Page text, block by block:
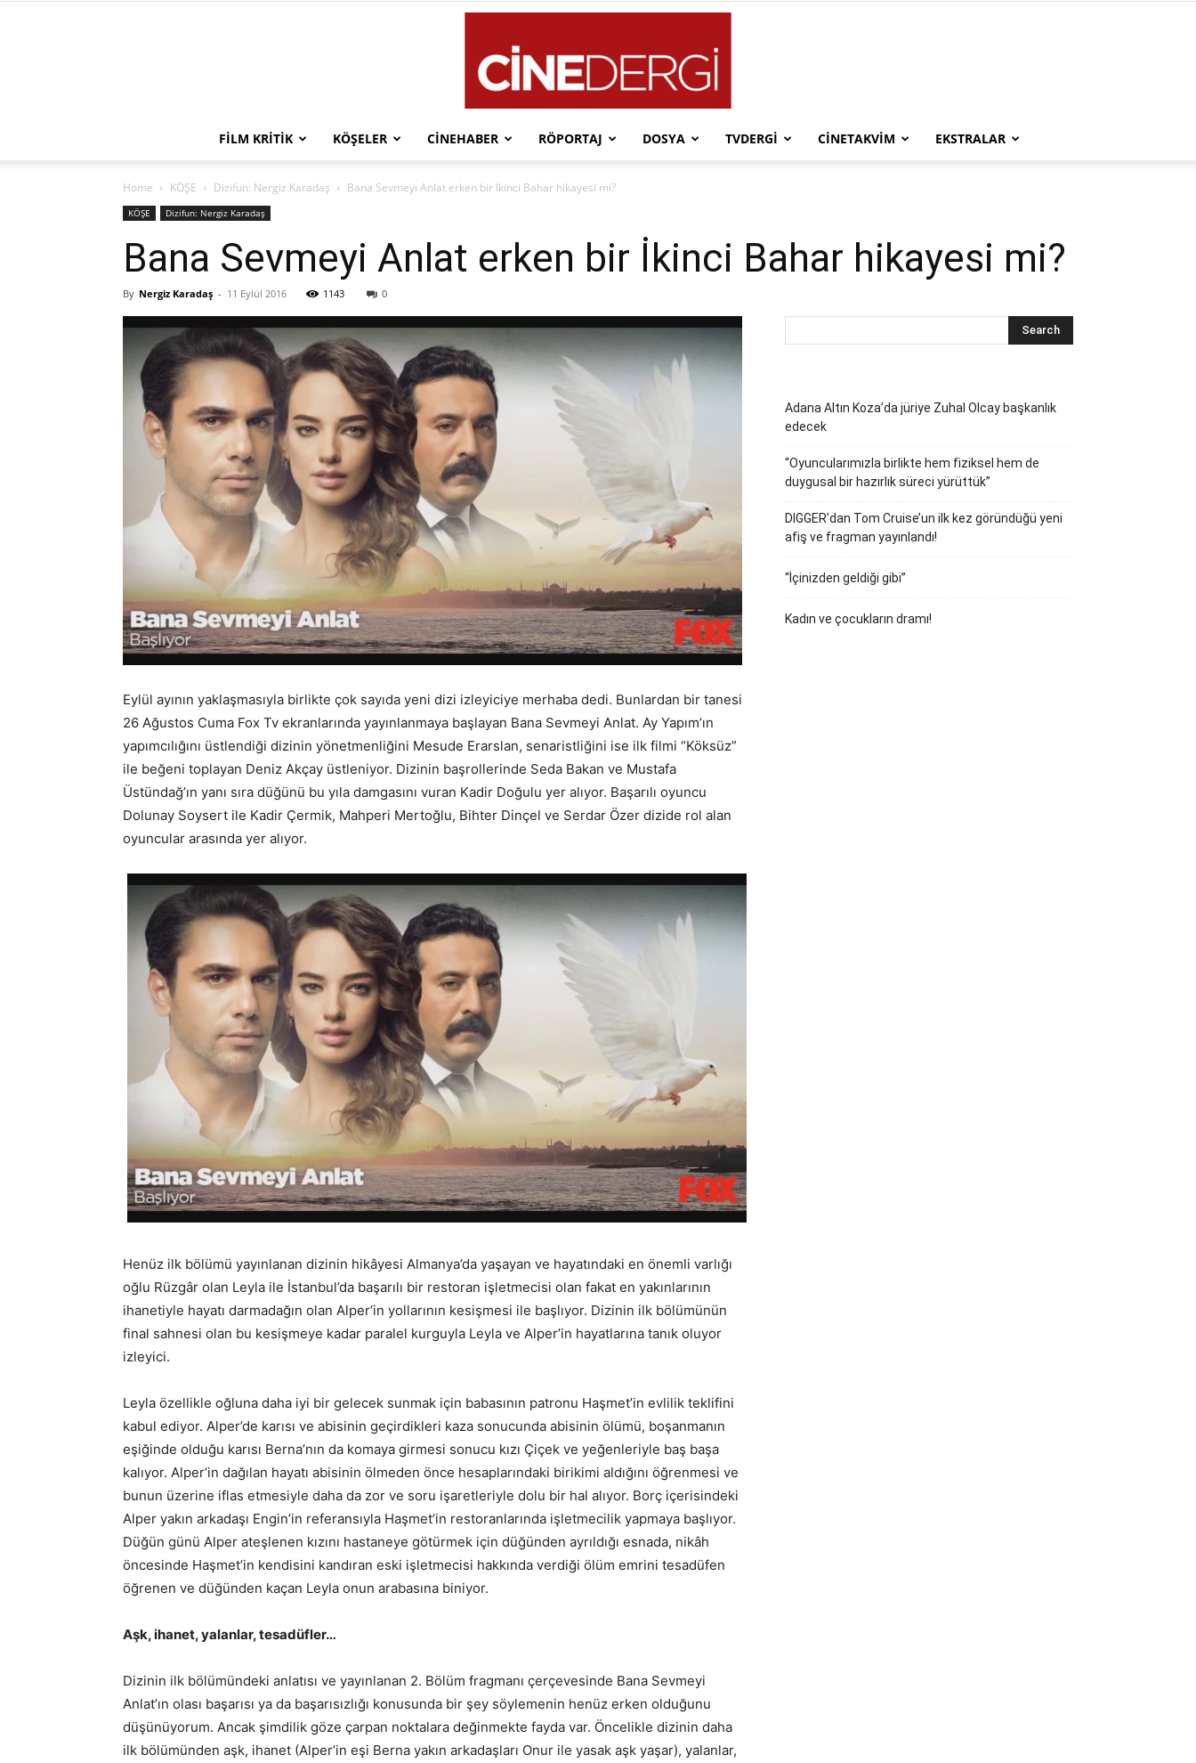
FILM KRITIK KÖŞELER CINEHABER RÖPORTAJ DOSYA TVDERGI CINETAKVIM EKSTRALAR
Home KÖŞE Dizifun: Nergiz Karadaş Bana Sevmeyi Anlat erken bir İkinci Bahar hikayesi mi?
KÖŞE Dizifun: Nergiz Karadaş
Bana Sevmeyi Anlat erken bir İkinci Bahar hikayesi mi?
By Nergiz Karadaş - 11 Eylül 2016 1143 0
Eylül ayının yaklaşmasıyla birlikte çok sayıda yeni dizi izleyiciye merhaba dedi. Bunlardan bir tanesi
26 Ağustos Cuma Fox Tv ekranlarında yayınlanmaya başlayan Bana Sevmeyi Anlat. Ay Yapım’ın
yapımcılığını üstlendiği dizinin yönetmenliğini Mesude Erarslan, senaristliğini ise ilk filmi “Köksüz”
ile beğeni toplayan Deniz Akçay üstleniyor. Dizinin başrollerinde Seda Bakan ve Mustafa
Üstündağ’ın yanı sıra düğünü bu yıla damgasını vuran Kadir Doğulu yer alıyor. Başarılı oyuncu
Dolunay Soysert ile Kadir Çermik, Mahperi Mertoğlu, Bihter Dinçel ve Serdar Özer dizide rol alan
oyuncular arasında yer alıyor.
Henüz ilk bölümü yayınlanan dizinin hikâyesi Almanya’da yaşayan ve hayatındaki en önemli varlığı
oğlu Rüzgâr olan Leyla ile İstanbul’da başarılı bir restoran işletmecisi olan fakat en yakınlarının
ihanetiyle hayatı darmadağın olan Alper’in yollarının kesişmesi ile başlıyor. Dizinin ilk bölümünün
final sahnesi olan bu kesişmeye kadar paralel kurguyla Leyla ve Alper’in hayatlarına tanık oluyor
izleyici.
Leyla özellikle oğluna daha iyi bir gelecek sunmak için babasının patronu Haşmet’in evlilik teklifini
kabul ediyor. Alper’de karısı ve abisinin geçirdikleri kaza sonucunda abisinin ölümü, boşanmanın
eşiğinde olduğu karısı Berna’nın da komaya girmesi sonucu kızı Çiçek ve yeğenleriyle baş başa
kalıyor. Alper’in dağılan hayatı abisinin ölmeden önce hesaplarındaki birikimi aldığını öğrenmesi ve
bunun üzerine iflas etmesiyle daha da zor ve soru işaretleriyle dolu bir hal alıyor. Borç içerisindeki
Alper yakın arkadaşı Engin’in referansıyla Haşmet’in restoranlarında işletmecilik yapmaya başlıyor.
Düğün günü Alper ateşlenen kızını hastaneye götürmek için düğünden ayrıldığı esnada, nikâh
öncesinde Haşmet’in kendisini kandıran eski işletmecisi hakkında verdiği ölüm emrini tesadüfen
öğrenen ve düğünden kaçan Leyla onun arabasına biniyor.
Aşk, ihanet, yalanlar, tesadüfler…
Dizinin ilk bölümündeki anlatısı ve yayınlanan 2. Bölüm fragmanı çerçevesinde Bana Sevmeyi
Anlat’ın olası başarısı ya da başarısızlığı konusunda bir şey söylemenin henüz erken olduğunu
düşünüyorum. Ancak şimdilik göze çarpan noktalara değinmekte fayda var. Öncelikle dizinin daha
ilk bölümünden aşk, ihanet (Alper’in eşi Berna yakın arkadaşları Onur ile yasak aşk yaşar), yalanlar,
Adana Altın Koza’da jüriye Zuhal Olcay başkanlık
edecek
“Oyuncularımızla birlikte hem fiziksel hem de
duygusal bir hazırlık süreci yürüttük”
DIGGER’dan Tom Cruise’un ilk kez göründüğü yeni
afiş ve fragman yayınlandı!
“İçinizden geldiği gibi”
Kadın ve çocukların dramı!